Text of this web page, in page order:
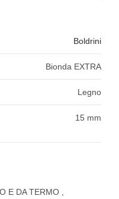
Boldrini
Bionda EXTRA
Legno
15 mm
E DA TERMO